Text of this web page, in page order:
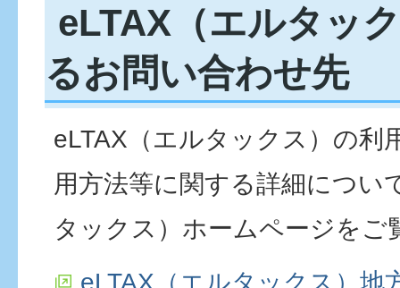
eLTAX（エルタッ
るお問い合わせ先
eLTAX（エルタックス）の利
用方法等に関する詳細につい
タックス）ホームページをご
eLTAX（エルタックス）地